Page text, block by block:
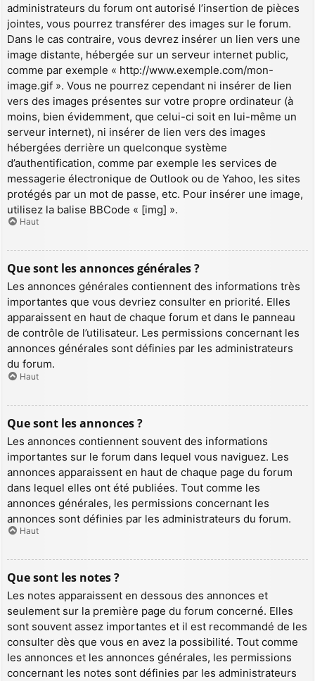
administrateurs du forum ont autorisé l’insertion de pièces
jointes, vous pourrez transférer des images sur le forum.
Dans le cas contraire, vous devrez insérer un lien vers une
image distante, hébergée sur un serveur internet public,
comme par exemple « http://www.exemple.com/mon-
image.gif ». Vous ne pourrez cependant ni insérer de lien
vers des images présentes sur votre propre ordinateur (à
moins, bien évidemment, que celui-ci soit en lui-même un
serveur internet), ni insérer de lien vers des images
hébergées derrière un quelconque système
d’authentification, comme par exemple les services de
messagerie électronique de Outlook ou de Yahoo, les sites
protégés par un mot de passe, etc. Pour insérer une image,
utilisez la balise BBCode « [img] ».
Haut
Que sont les annonces générales ?
Les annonces générales contiennent des informations très
importantes que vous devriez consulter en priorité. Elles
apparaissent en haut de chaque forum et dans le panneau
de contrôle de l’utilisateur. Les permissions concernant les
annonces générales sont définies par les administrateurs
du forum.
Haut
Que sont les annonces ?
Les annonces contiennent souvent des informations
importantes sur le forum dans lequel vous naviguez. Les
annonces apparaissent en haut de chaque page du forum
dans lequel elles ont été publiées. Tout comme les
annonces générales, les permissions concernant les
annonces sont définies par les administrateurs du forum.
Haut
Que sont les notes ?
Les notes apparaissent en dessous des annonces et
seulement sur la première page du forum concerné. Elles
sont souvent assez importantes et il est recommandé de les
consulter dès que vous en avez la possibilité. Tout comme
les annonces et les annonces générales, les permissions
concernant les notes sont définies par les administrateurs